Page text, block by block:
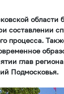
составлении
процесса.
глав
Подмосковья.